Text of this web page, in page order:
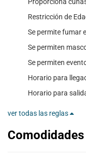
Restricción de
Se permite fumar
Se permiten
Se permiten
Horario para
Horario para
ver todas las reglas